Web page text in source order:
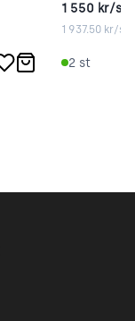
1 550 kr/st
1 937.50kr/st
2st